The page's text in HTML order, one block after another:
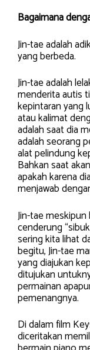
Bagaimana
Jin-tae adalah
yang berbeda.
Jin-tae adalah
menderita autis
kepintaran yang
atau kalimat
adalah saat dia
adalah seorang
alat pelindung
Bahkan saat
apakah karena
menjawab
Jin-tae
cenderung
sering kita lihat
begitu, Jin-tae
yang diajukan
ditujukan
permainan
pemenangnya.
Di dalam film
diceritakan